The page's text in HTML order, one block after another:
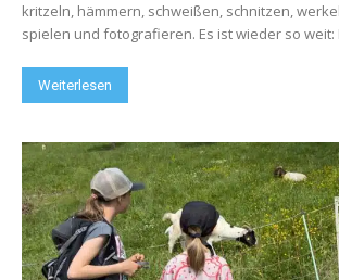
kritzeln, hämmern, schweißen, schnitzen,
spielen und fotografieren. Es ist wieder so weit:
Weiterlesen